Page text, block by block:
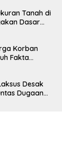
Tanah di
Dasar
Korban
Fakta
Desak
Dugaan